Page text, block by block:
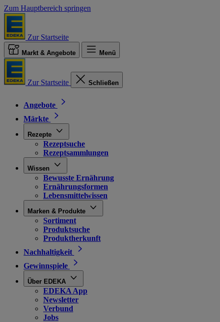
Zum Hauptbereich springen
Zur Startseite
Markt & Angebote Menü
Zur Startseite Schließen
Angebote
Märkte
Rezepte
Rezeptsuche
Rezeptsammlungen
Wissen
Bewusste Ernährung
Ernährungsformen
Lebensmittelwissen
Marken & Produkte
Sortiment
Produktsuche
Produktherkunft
Nachhaltigkeit
Gewinnspiele
Über EDEKA
EDEKA App
Newsletter
Verbund
Jobs